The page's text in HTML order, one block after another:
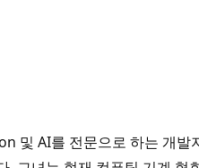
및 AI를 전문으로 하는 개발